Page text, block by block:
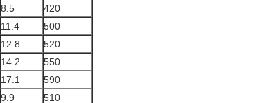
8.5
420
11.4
500
12.8
520
14.2
550
17.1
590
9.9
510